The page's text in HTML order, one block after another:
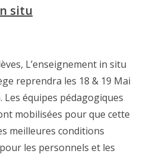
situ
L’enseignement in situ
reprendra les 18 & 19 Mai
Les équipes pédagogiques
mobilisées pour que cette
meilleures conditions
les personnels et les